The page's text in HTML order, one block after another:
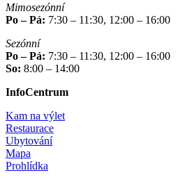
Mimosezónní
Po – Pá: 7:30 – 11:30, 12:00 – 16:00
Sezónní
Po – Pá: 7:30 – 11:30, 12:00 – 16:00
So: 8:00 – 14:00
InfoCentrum
Kam na výlet
Restaurace
Ubytování
Mapa
Prohlídka